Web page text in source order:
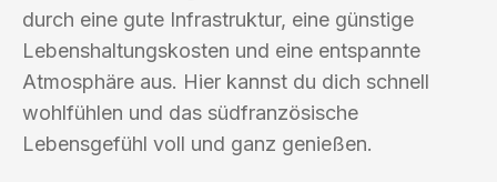
durch eine gute Infrastruktur, eine günstige
Lebenshaltungskosten und eine entspannte
Atmosphäre aus. Hier kannst du dich schnell
wohlfühlen und das südfranzösische
Lebensgefühl voll und ganz genießen.